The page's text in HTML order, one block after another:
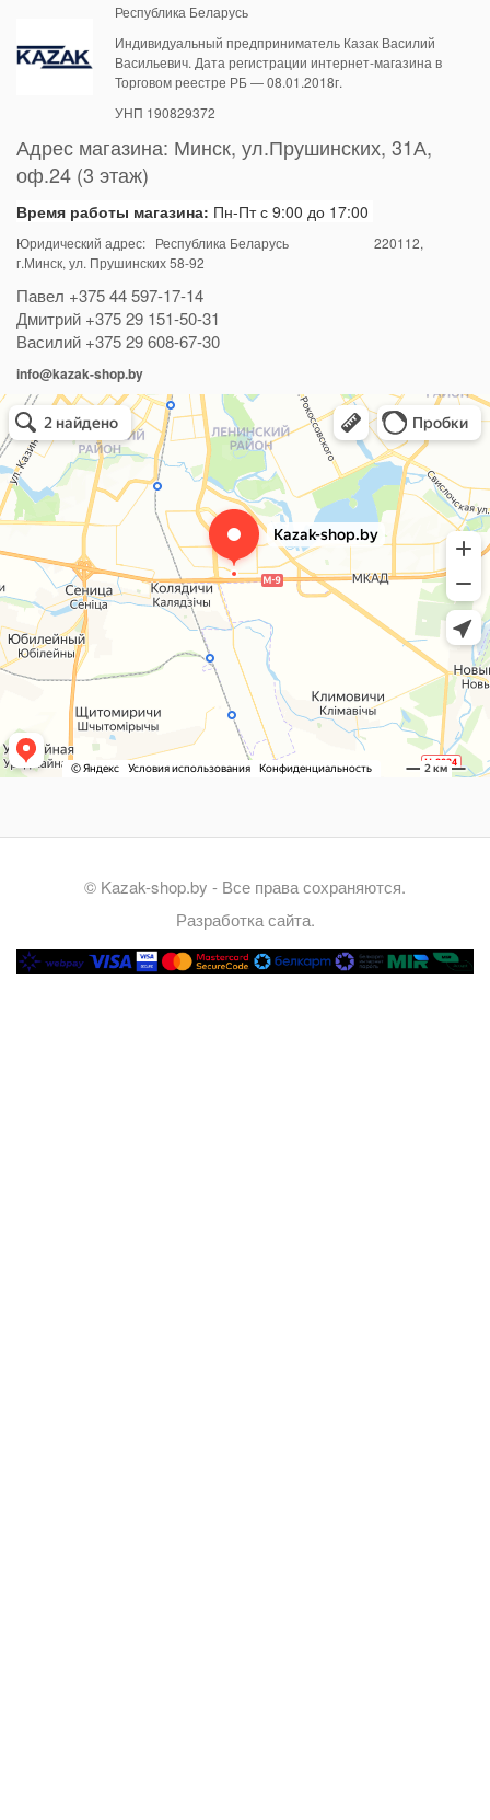
Республика Беларусь
Индивидуальный предприниматель Казак Василий
Васильевич. Дата регистрации интернет-магазина в
Торговом реестре РБ — 08.01.2018г.
УНП 190829372
Адрес магазина: Минск, ул.Прушинских, 31А,
оф.24 (3 этаж)
Время работы магазина: Пн-Пт с 9:00 до 17:00
Юридический адрес: Республика Беларусь 220112,
г.Минск, ул. Прушинских 58-92
Павел +375 44 597-17-14
Дмитрий +375 29 151-50-31
Василий +375 29 608-67-30
info@kazak-shop.by
© Kazak-shop.by - Все права сохраняются.
Разработка сайта.